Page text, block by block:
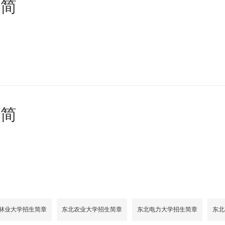
业大学招生简章 东北农业大学招生简章 东北电力大学招生简章 东